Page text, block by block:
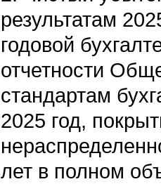
результатам
годовой
отчетности
стандартам
2025 год,
лет в полном